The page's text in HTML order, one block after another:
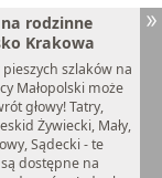
rodzinne
Krakowa
szlaków na
Małopolski może
głowy! Tatry,
Żywiecki, Mały,
Sądecki - te
dostępne na